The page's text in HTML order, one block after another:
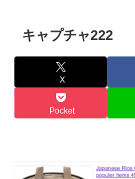
キャプチャ222
X
Pocket